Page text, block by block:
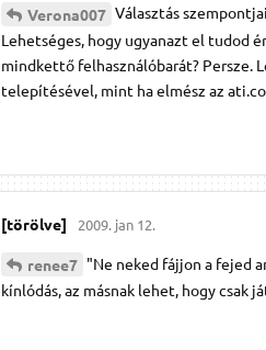
Verona007 Választás
Lehetséges, hogy ugyanazt el tudod
mindkettő felhasználóbarát? Persze.
telepítésével, mint ha elmész az
[törölve] 2009. jan 12.
renee7 "Ne neked fájjon a fejed
kínlódás, az másnak lehet, hogy csak